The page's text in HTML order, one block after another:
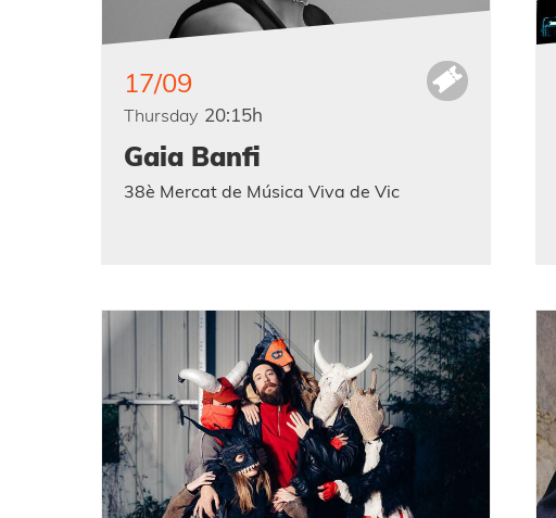
17/09
Thursday 20:15h
Gaia Banfi
38è Mercat de Música Viva de Vic